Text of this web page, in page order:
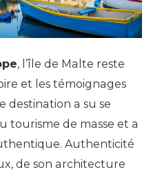
, l’île de Malte reste
et les témoignages
destination a su se
tourisme de masse et a
Authenticité
de son architecture